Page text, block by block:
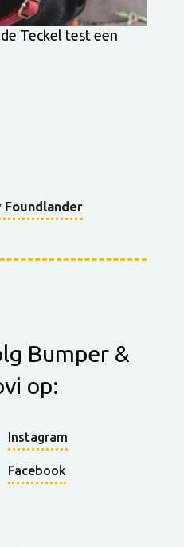
Teckel test een
Foundlander
Bumper &
op:
Instagram
Facebook